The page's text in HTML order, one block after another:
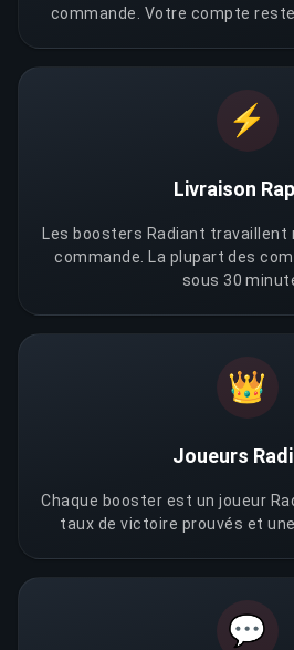
commande. Votre compte
⚡
Livraison
Les boosters Radiant
commande. La plupart des
sous 30
👑
Joueurs
Chaque booster est un joueur
taux de victoire prouvés et
💬